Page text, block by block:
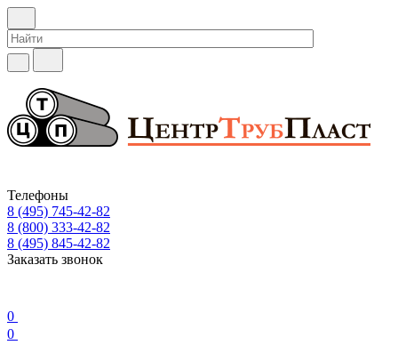
Телефоны
8 (495) 745-42-82
8 (800) 333-42-82
8 (495) 845-42-82
Заказать звонок
0
0